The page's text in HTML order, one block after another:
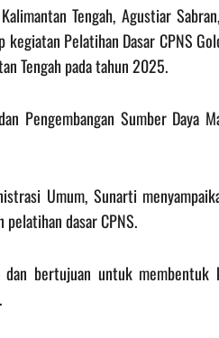
Tengah, Agustiar
Pelatihan Dasar CPNS
Tengah pada tahun 2025.
Pengembangan Sumber Daya
Umum, Sunarti
dasar CPNS.
bertujuan untuk membentuk